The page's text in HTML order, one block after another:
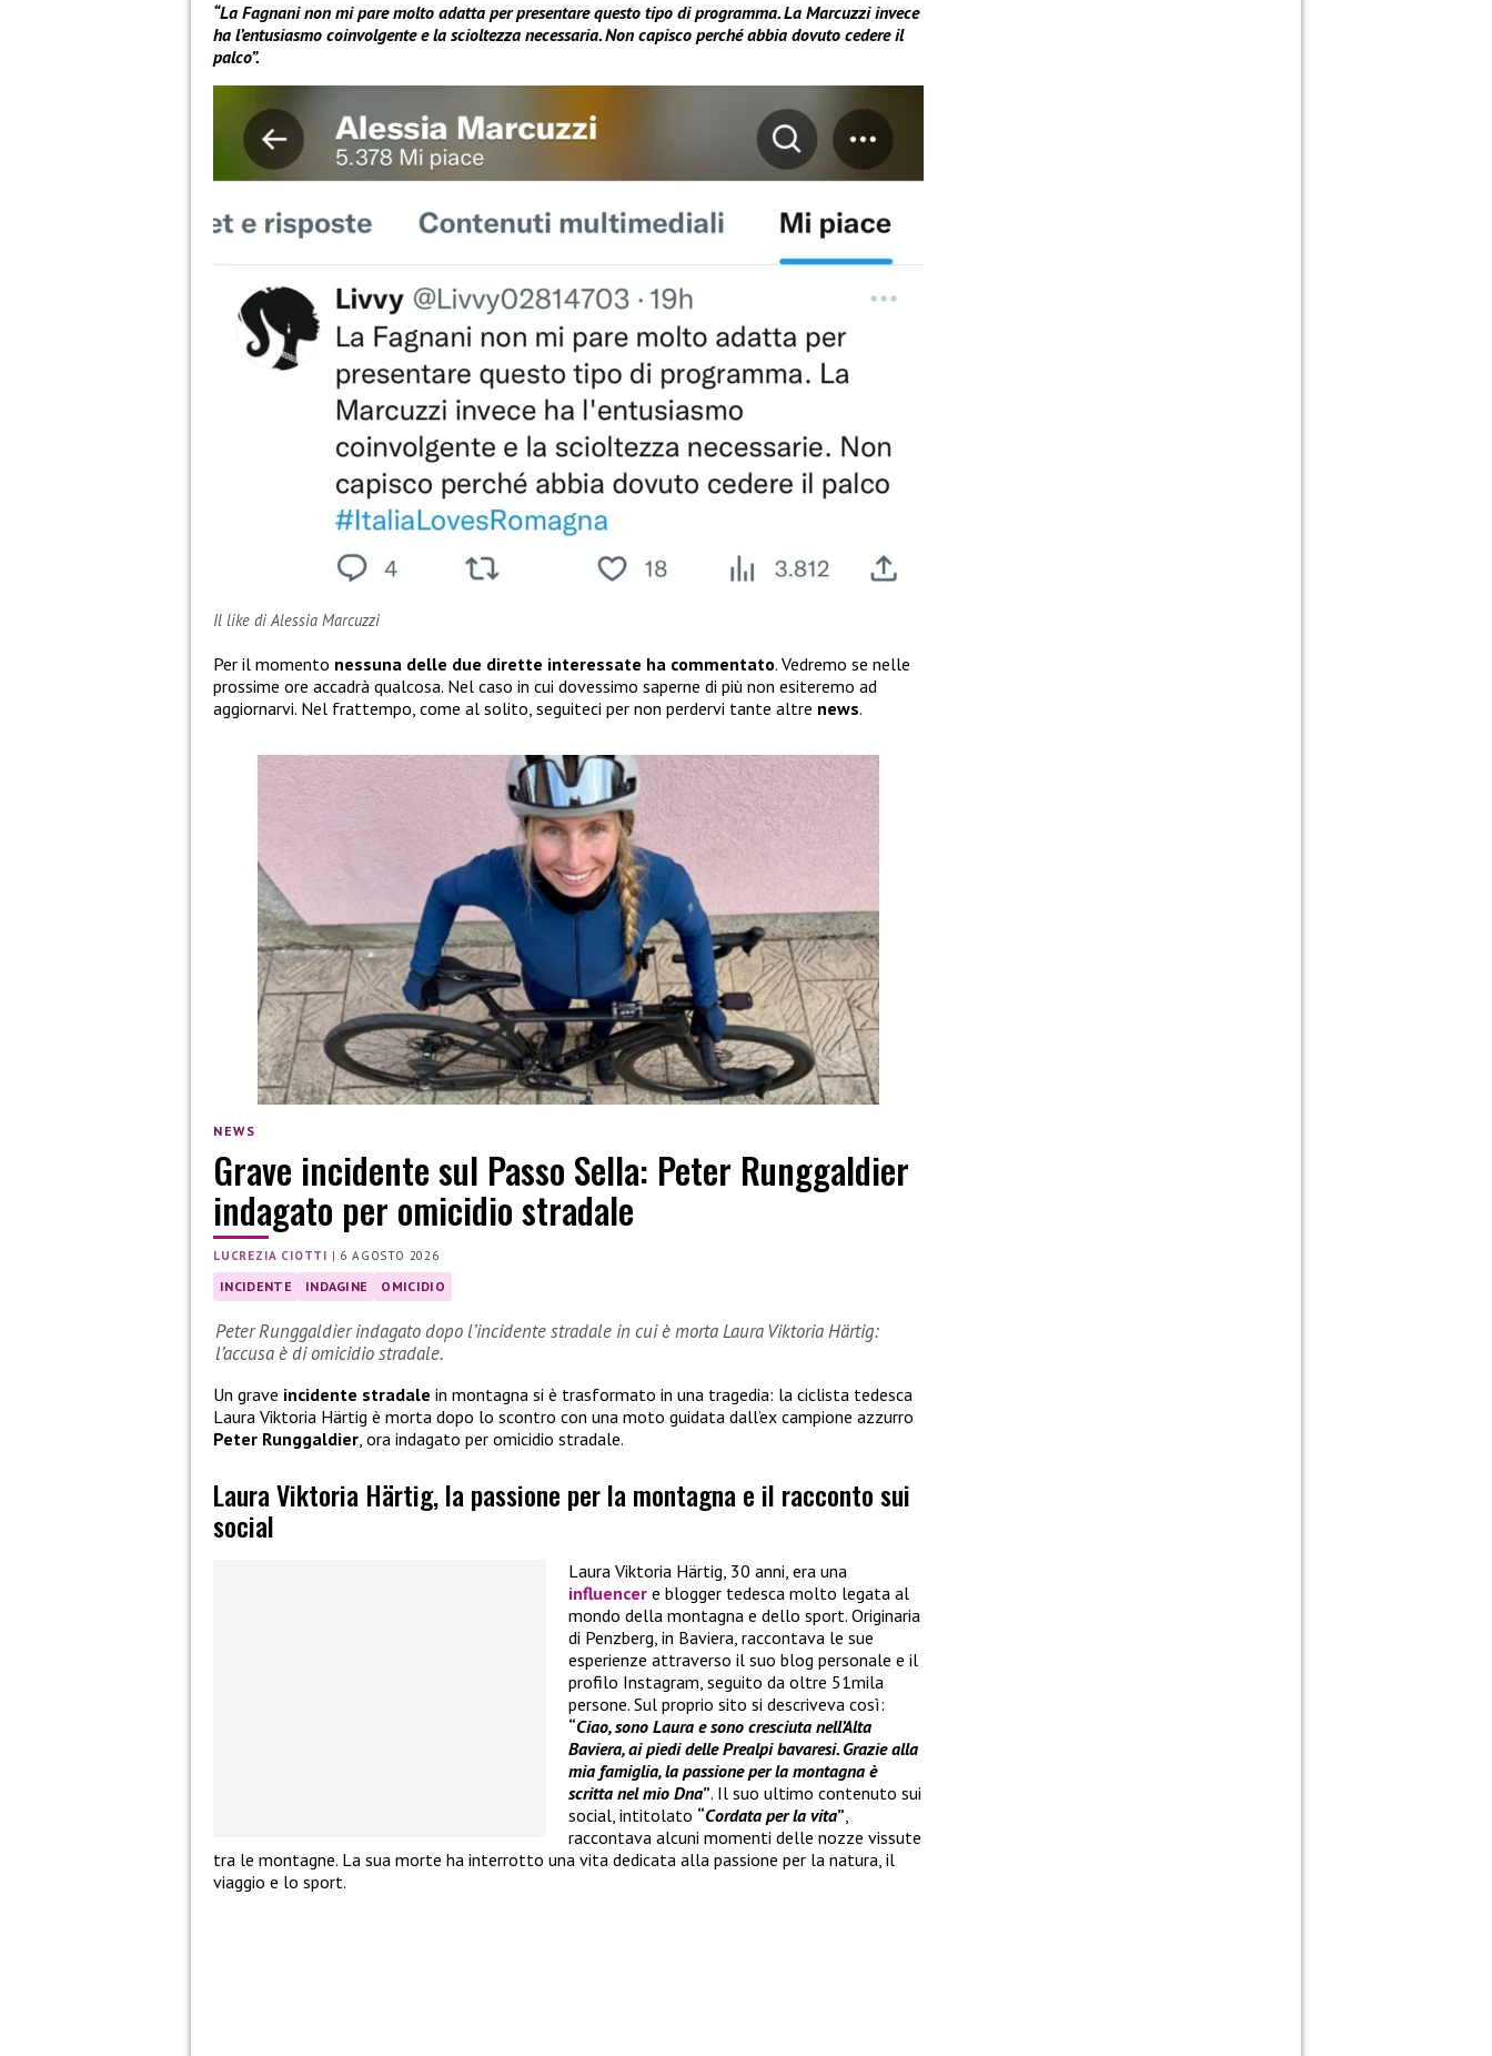
“La Fagnani non mi pare molto adatta per presentare questo tipo di programma. La Marcuzzi invece
ha l’entusiasmo coinvolgente e la scioltezza necessaria. Non capisco perché abbia dovuto cedere il
palco”.
Il like di Alessia Marcuzzi
Per il momento nessuna delle due dirette interessate ha commentato. Vedremo se nelle
prossime ore accadrà qualcosa. Nel caso in cui dovessimo saperne di più non esiteremo ad
aggiornarvi. Nel frattempo, come al solito, seguiteci per non perdervi tante altre news.
NEWS
Grave incidente sul Passo Sella: Peter Runggaldier
indagato per omicidio stradale
LUCREZIA CIOTTI | 6 AGOSTO 2026
INCIDENTE INDAGINE OMICIDIO
Peter Runggaldier indagato dopo l’incidente stradale in cui è morta Laura Viktoria Härtig:
l’accusa è di omicidio stradale.
Un grave incidente stradale in montagna si è trasformato in una tragedia: la ciclista tedesca
Laura Viktoria Härtig è morta dopo lo scontro con una moto guidata dall’ex campione azzurro
Peter Runggaldier, ora indagato per omicidio stradale.
Laura Viktoria Härtig, la passione per la montagna e il racconto sui
social
Laura Viktoria Härtig, 30 anni, era una
influencer e blogger tedesca molto legata al
mondo della montagna e dello sport. Originaria
di Penzberg, in Baviera, raccontava le sue
esperienze attraverso il suo blog personale e il
profilo Instagram, seguito da oltre 51mila
persone. Sul proprio sito si descriveva così:
“Ciao, sono Laura e sono cresciuta nell’Alta
Baviera, ai piedi delle Prealpi bavaresi. Grazie alla
mia famiglia, la passione per la montagna è
scritta nel mio Dna”. Il suo ultimo contenuto sui
social, intitolato “Cordata per la vita”,
raccontava alcuni momenti delle nozze vissute
tra le montagne. La sua morte ha interrotto una vita dedicata alla passione per la natura, il
viaggio e lo sport.